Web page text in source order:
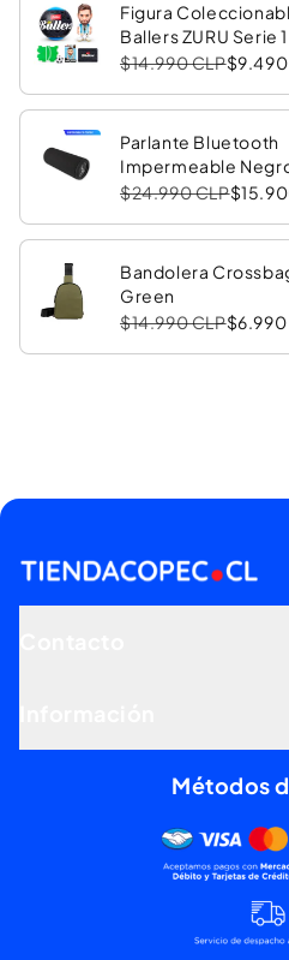
Figura
Ballers ZURU Serie
$14.990 CLP$9.490
Parlante Bluetooth
Impermeable
Luz LED RGB PV26
$24.990 CLP
Bandolera
Green
$14.990 CLP$6.990
Métodos